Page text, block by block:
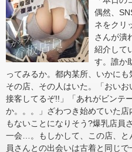
偶然、
ネをクリ
さんが潰
紹介して
す。誰か
ってみるか。都内某所、いかに
その店、その人はいた。「おい
接客してるぞ!!」「あれがビンテ
か。。。」ざわつき始めていた
もないことになりそう?爆乳店員
一会…。もしかして、この店、と
員さんとの出会いは古着と同じで